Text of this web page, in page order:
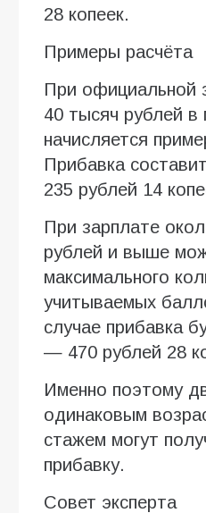
28 копеек.
Примеры расчёта
При официальной
40 тысяч рублей в
начисляется
Прибавка
235 рублей 14
При зарплате
рублей и выше
максимального
учитываемых
случае прибавка
— 470 рублей 28
Именно поэтому
одинаковым
стажем могут
прибавку.
Совет эксперта